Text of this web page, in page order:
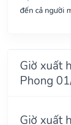
đến cả người
Giờ xuất
Phong
Giờ xuất